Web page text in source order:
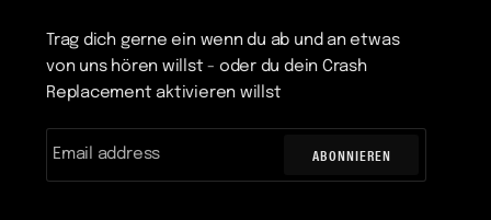
Trag dich gerne ein wenn du ab und an etwas
von uns hören willst - oder du dein Crash
Replacement aktivieren willst
ABONNIEREN